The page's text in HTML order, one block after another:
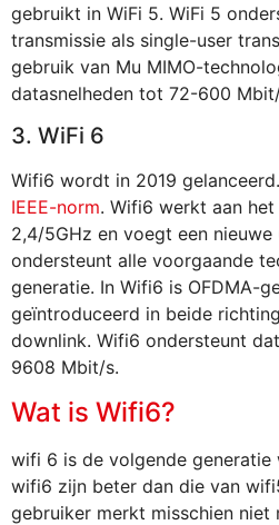
gebruikt in WiFi 5. WiFi 5
transmissie als single-user
gebruik van Mu MIMO-
datasnelheden tot 72-600
3. WiFi 6
Wifi6 wordt in 2019
IEEE-norm. Wifi6 werkt aan
2,4/5GHz en voegt een
ondersteunt alle voorgaande
generatie. In Wifi6 is OFDMA-
geïntroduceerd in beide
downlink. Wifi6 ondersteunt
9608 Mbit/s.
Wat is Wifi6?
wifi 6 is de volgende generatie
wifi6 zijn beter dan die van
gebruiker merkt misschien niet